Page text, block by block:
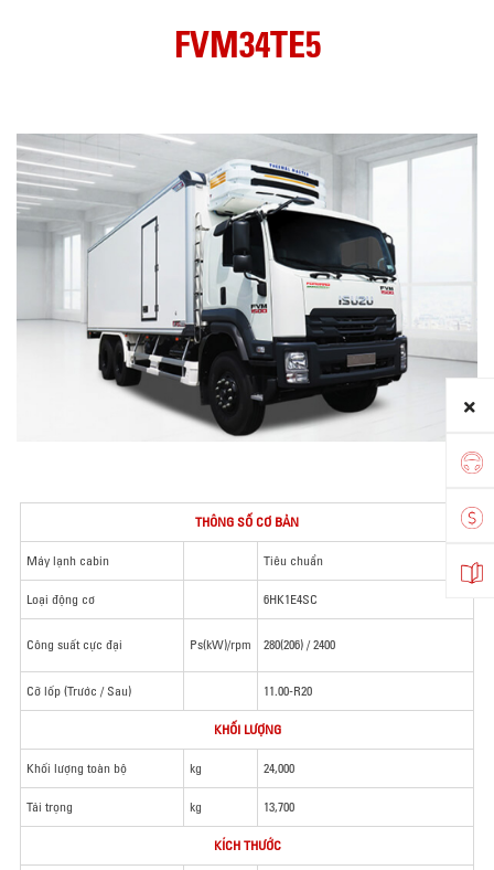
FVM34TE5
THÔNG SỐ CƠ BẢN
Máy lạnh cabin Tiêu chuẩn
Loại động cơ 6HK1E4SC
Công suất cực đại Ps(kW)/rpm 280(206) / 2400
Cỡ lốp (Trước / Sau) 11.00-R20
KHỐI LƯỢNG
Khối lượng toàn bộ kg 24,000
Tải trọng kg 13,700
KÍCH THƯỚC